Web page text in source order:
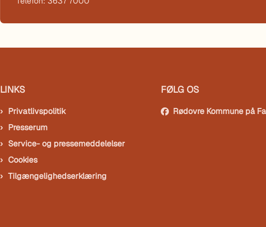
LINKS
Privatlivspolitik
Presserum
Service- og pressemeddelelser
Cookies
Tilgængelighedserklæring
FØLG OS
Rødovre Kommune på